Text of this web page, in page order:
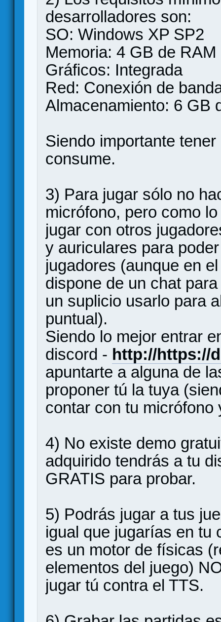
desarrolladores son:
SO: Windows XP SP2
Memoria: 4 GB de RAM
Gráficos: Integrada
Red: Conexión de
Almacenamiento: 6 GB
Siendo importante
consume.
3) Para jugar sólo no
micrófono, pero como
jugar con otros
y auriculares para
jugadores (aunque en
dispone de un chat
un suplicio usarlo para
puntual).
Siendo lo mejor entrar
discord - http://https://
apuntarte a alguna de
proponer tú la tuya
contar con tu micrófono
4) No existe demo
adquirido tendrás a tu
GRATIS para probar.
5) Podrás jugar a tus
igual que jugarías en tu
es un motor de físicas
elementos del juego)
jugar tú contra el TTS.